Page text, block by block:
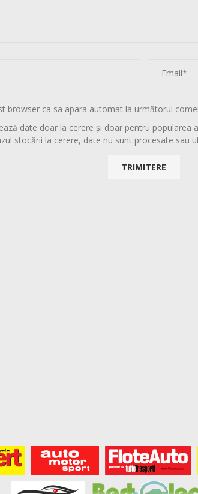
browser ca sa apara automat la următorul
date doar la cerere și doar pentru popularea
stocării la cerere, date nu sunt procesate sau